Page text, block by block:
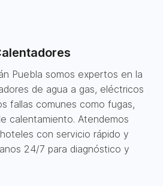
Puebla somos expertos en la
de agua a gas, eléctricos
fallas comunes como fugas,
calentamiento. Atendemos
con servicio rápido y
24/7 para diagnóstico y